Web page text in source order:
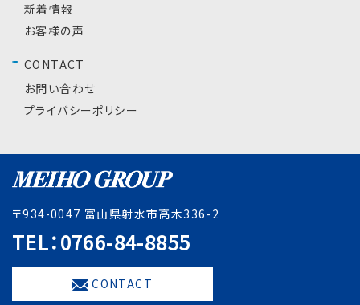
新着情報
お客様の声
CONTACT
お問い合わせ
プライバシーポリシー
〒934-0047 富山県射水市高木336-2
TEL：0766-84-8855
CONTACT